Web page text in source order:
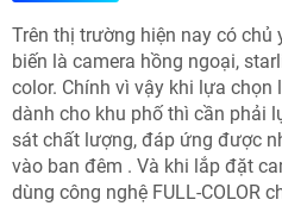
Trên thị trường hiện nay có chủ
biến là camera hồng ngoại,
color. Chính vì vậy khi lựa
dành cho khu phố thì cần phải
sát chất lượng, đáp ứng được
vào ban đêm . Và khi lắp đặt
dùng công nghệ FULL-COLOR